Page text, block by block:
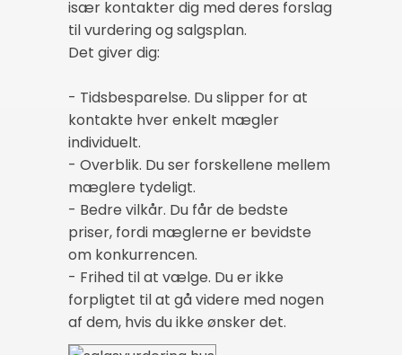
især kontakter dig med deres forslag
til vurdering og salgsplan.
Det giver dig:
- Tidsbesparelse. Du slipper for at
kontakte hver enkelt mægler
individuelt.
- Overblik. Du ser forskellene mellem
mæglere tydeligt.
- Bedre vilkår. Du får de bedste
priser, fordi mæglerne er bevidste
om konkurrencen.
- Frihed til at vælge. Du er ikke
forpligtet til at gå videre med nogen
af dem, hvis du ikke ønsker det.